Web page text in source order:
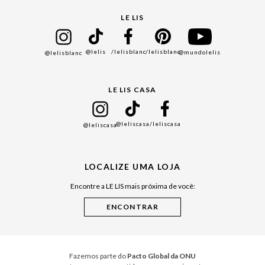
Black Friday
Cuidados Casa
LE LIS
@lelisblanc @lelis /lelisblanc/lelisblanc@mundolelis
LE LIS CASA
@leliscasa@leliscasa/leliscasa
LOCALIZE UMA LOJA
Encontre a LE LIS mais próxima de você:
Fazemos parte do Pacto Global da ONU